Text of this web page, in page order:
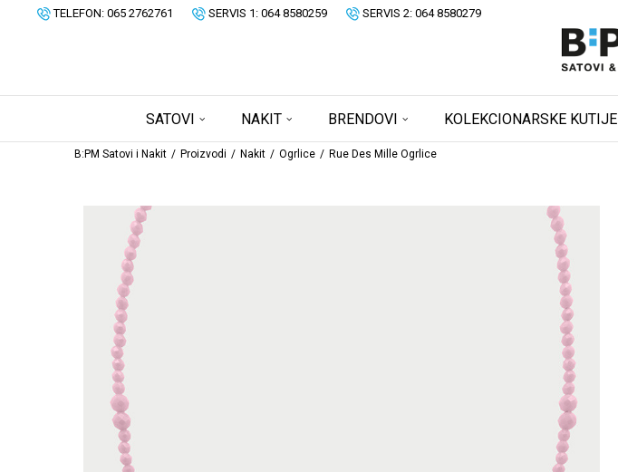
TELEFON: 065 2762761 SERVIS 1: 064 8580259 SERVIS 2: 064 8580279
SATOVI NAKIT BRENDOVI KOLEKCIONARSKE KUTIJE
B:PM Satovi i Nakit Proizvodi Nakit Ogrlice Rue Des Mille Ogrlice